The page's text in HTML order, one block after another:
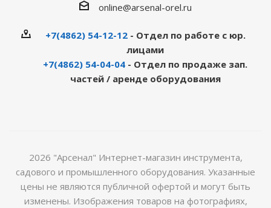
online@arsenal-orel.ru
+7(4862) 54-12-12- Отдел по работе с юр.
лицами
+7(4862) 54-04-04 - Отдел по продаже зап.
частей / аренде оборудования
2026 "Арсенал" Интернет-магазин инструмента,
садового и промышленного оборудования. Указанные
цены не являются публичной офертой и могут быть
изменены. Изображения товаров на фотографиях,